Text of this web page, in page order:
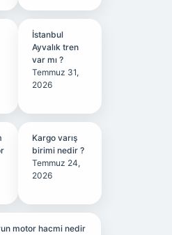
İstanbul
Ayvalık tren
var mı ?
Temmuz 31,
2026
Kargo varış
birimi nedir ?
Temmuz 24,
2026
motor hacmi nedir